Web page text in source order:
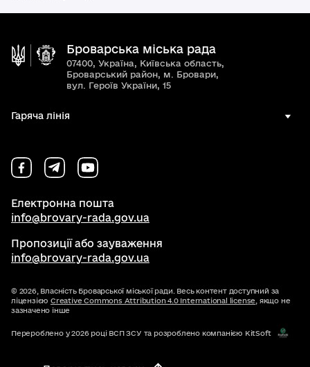
Броварська міська рада
07400, Україна, Київська область,
Броварський район, м. Бровари,
вул. Героїв України, 15
Гаряча лінія
Електронна пошта
info@brovary-rada.gov.ua
Пропозиції або зауваження
info@brovary-rada.gov.ua
© 2026, Власність Броварської міської ради. Весь контент доступний за
ліцензією Creative Commons Attribution 4.0 International license , якщо не
зазначено інше
Перероблено у 2026 році ВСП ЗСУ та розроблено компанією KitSoft